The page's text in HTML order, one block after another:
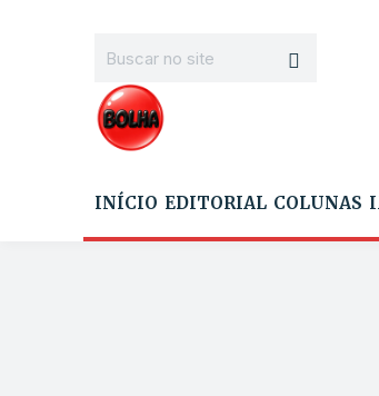
INÍCIO EDITORIAL COLUNAS